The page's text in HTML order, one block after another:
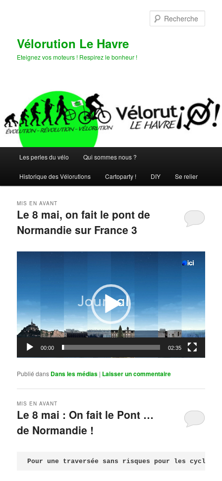
Vélorution Le Havre
Eteignez vos moteurs ! Respirez le bonheur !
principal
Les perles du vélo Qui sommes nous ?
Historique des Vélorutions Cartoparty ! DIY Se relier
Le 8 mai, on fait le pont de
Normandie sur France 3
MIS EN AVANT
00:00 02:35
Publié dans Dans les médias | Laisser un commentaire
Le 8 mai : On fait le Pont …
de Normandie !
MIS EN AVANT
Pour une traversée sans risques pour les